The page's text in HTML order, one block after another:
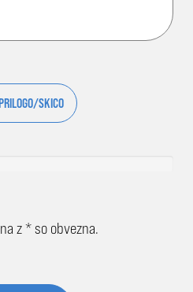
SKICO
z * so obvezna.